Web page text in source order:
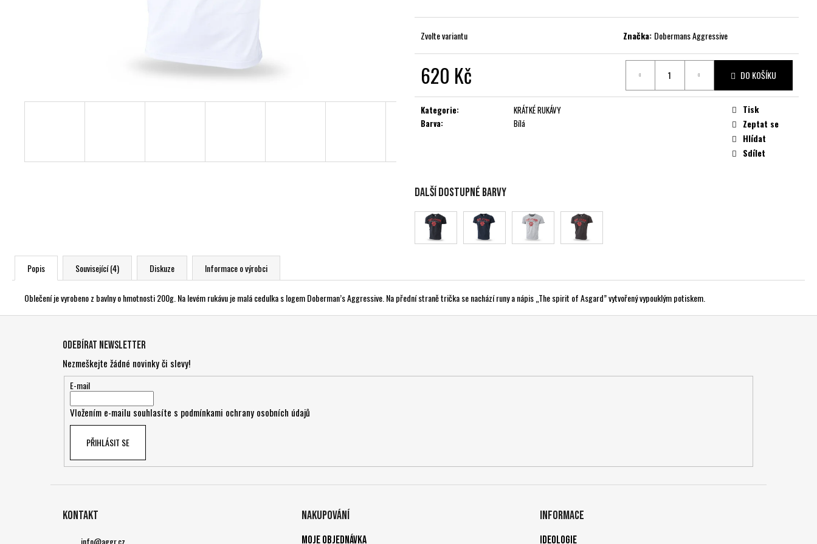
Zvolte variantu Značka: Dobermans Aggressive
620 Kč
cena:
DO KOŠÍKU
Kategorie:
KRÁTKÉ RUKÁVY
Barva: Bílá
Tisk
Zeptat se
Hlídat
Sdílet
Další dostupné barvy
Popis Související (4) Diskuze Informace o výrobci
Oblečení je vyrobeno z bavlny o hmotnosti 200g. Na levém rukávu je malá cedulka s logem Doberman’s Aggressive. Na přední straně trička se nachází runy a nápis „The spirit of Asgard” vytvořený vypouklým potiskem.
Odebírat newsletter
Nezmeškejte žádné novinky či slevy!
E-mail
Vložením e-mailu souhlasíte s podmínkami ochrany osobních údajů
PŘIHLÁSIT SE
Kontakt
info@aggr.cz
Nakupování
Moje objednávka
Informace
Ideologie